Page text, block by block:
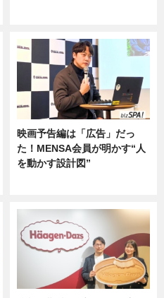
映画予告編は「広告」だっ
た！MENSA会員が明かす“人
を動かす設計図”